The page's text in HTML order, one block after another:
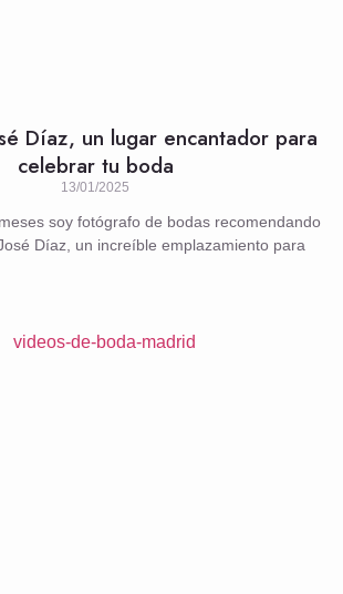
Díaz, un lugar encantador para
celebrar tu boda
13/01/2025
soy fotógrafo de bodas recomendando
Díaz, un increíble emplazamiento para